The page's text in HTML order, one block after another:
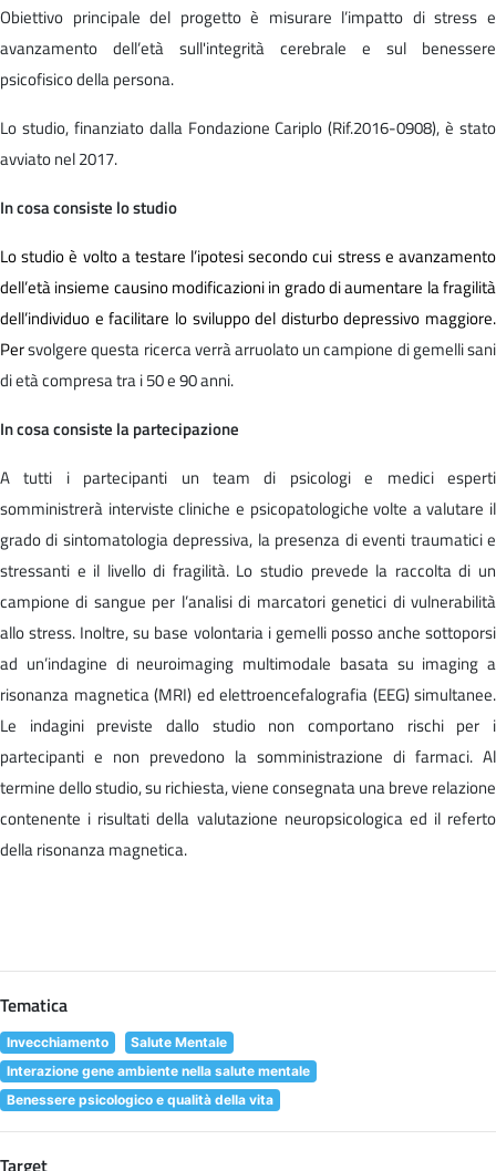
Obiettivo principale del progetto è misurare l’impatto di stress e
avanzamento dell’età sull'integrità cerebrale e sul benessere
psicofisico della persona.
Lo studio, finanziato dalla Fondazione Cariplo (Rif.2016-0908), è stato
avviato nel 2017.
In cosa consiste lo studio
Lo studio è volto a testare l’ipotesi secondo cui stress e avanzamento
dell’età insieme causino modificazioni in grado di aumentare la fragilità
dell’individuo e facilitare lo sviluppo del disturbo depressivo maggiore.
Persvolgere questa ricerca verrà arruolato un campione di gemelli sani
di età compresa tra i 50 e 90 anni.
In cosa consiste la partecipazione
A tutti i partecipanti un team di psicologi e medici esperti
somministrerà interviste cliniche e psicopatologiche volte a valutare il
grado di sintomatologia depressiva, la presenza di eventi traumatici e
stressanti e il livello di fragilità. Lo studio prevede la raccolta di un
campione di sangue per l’analisi di marcatori genetici di vulnerabilità
allo stress. Inoltre, su base volontaria i gemelli posso anche sottoporsi
ad un’indagine di neuroimaging multimodale basata su imaging a
risonanza magnetica (MRI) ed elettroencefalografia (EEG) simultanee.
Le indagini previste dallo studio non comportano rischi per i
partecipanti e non prevedono la somministrazione di farmaci. Al
termine dello studio, su richiesta, viene consegnata una breve relazione
contenente i risultati della valutazione neuropsicologica ed il referto
della risonanza magnetica.
Tematica
Invecchiamento
Salute Mentale
Interazione gene ambiente nella salute mentale
Benessere psicologico e qualità della vita
Target